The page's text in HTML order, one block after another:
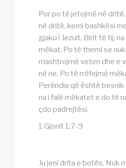
Por po të jetojmë në
në dritë, kemi bashkësi
gjaku i Jezuit, Birit të tij,
mëkat. Po të themi se
mashtrojmë veten dhe e
në ne. Po të rrëfejmë
Perëndia që është
na i falë mëkatet e do të
çdo padrejtësi.
1 Gjonit 1:7-9
Ju jeni drita e botës. Nuk